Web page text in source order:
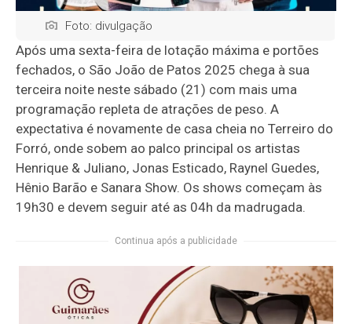
Foto: divulgação
Após uma sexta-feira de lotação máxima e portões
fechados, o São João de Patos 2025 chega à sua
terceira noite neste sábado (21) com mais uma
programação repleta de atrações de peso. A
expectativa é novamente de casa cheia no Terreiro do
Forró, onde sobem ao palco principal os artistas
Henrique & Juliano, Jonas Esticado, Raynel Guedes,
Hênio Barão e Sanara Show. Os shows começam às
19h30 e devem seguir até as 04h da madrugada.
Continua após a publicidade